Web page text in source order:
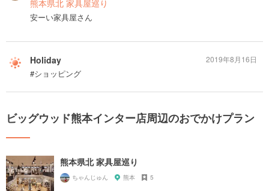
熊本県北 家具屋巡り
安ーい家具屋さん
Holiday
#ショッピング
2019年8月16日
ビッグウッド熊本インター店周辺のおでかけプラン
熊本県北 家具屋巡り
ちゃんじゅん 熊本 5